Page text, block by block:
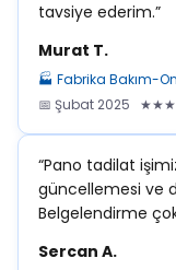
tavsiye ederim.”
Murat T.
🏭 Fabrika Bakım-
📅 Şubat 2025
“Pano tadilat
güncellemesi ve
Belgelendirme
Sercan A.